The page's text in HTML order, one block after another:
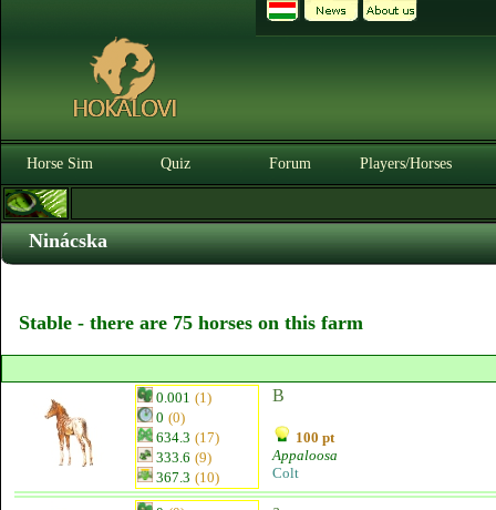
Horse Sim Quiz Forum Players/Horses
Ninácska
Stable - there are 75 horses on this farm
0.001 (1)
0 (0)
634.3 (17)
333.6 (9)
367.3 (10)
B
100 pt
Appaloosa
Colt